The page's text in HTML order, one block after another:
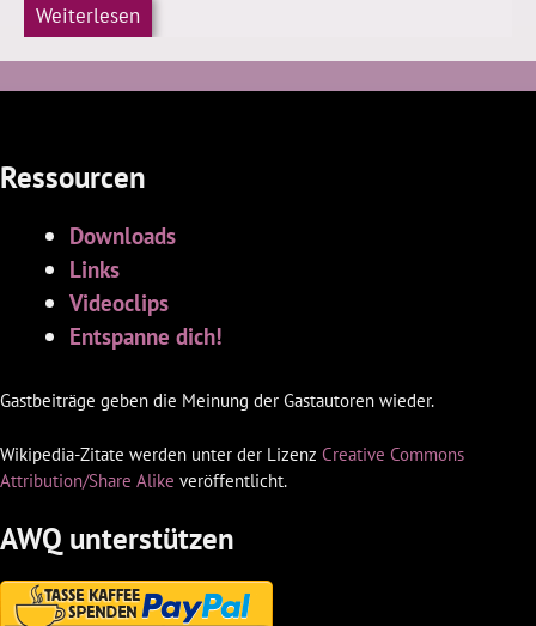
Weiterlesen
Ressourcen
Downloads
Links
Videoclips
Entspanne dich!
Gastbeiträge geben die Meinung der Gastautoren wieder.
Wikipedia-Zitate werden unter der Lizenz Creative Commons
Attribution/Share Alike veröffentlicht.
AWQ unterstützen